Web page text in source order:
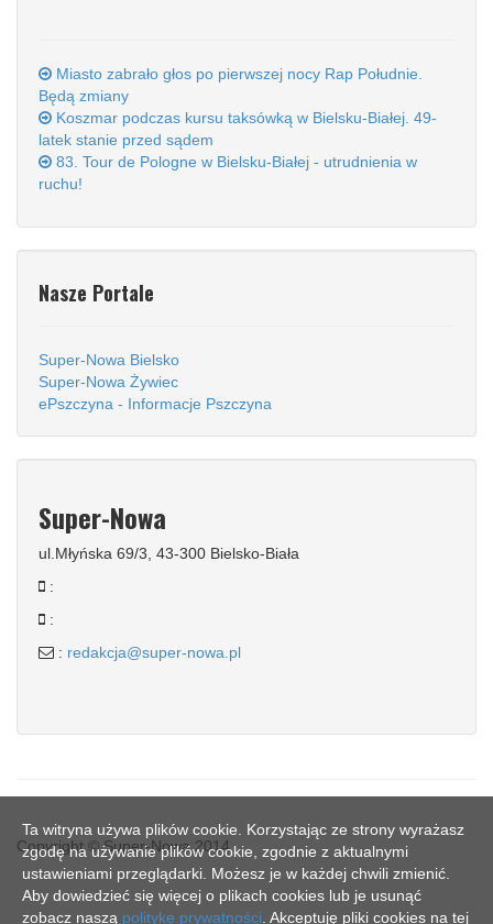
Miasto zabrało głos po pierwszej nocy Rap Południe.
Będą zmiany
Koszmar podczas kursu taksówką w Bielsku-Białej. 49-
latek stanie przed sądem
83. Tour de Pologne w Bielsku-Białej - utrudnienia w
ruchu!
Nasze Portale
Super-Nowa Bielsko
Super-Nowa Żywiec
ePszczyna - Informacje Pszczyna
Super-Nowa
ul.Młyńska 69/3, 43-300 Bielsko-Biała
:
:
: redakcja@super-nowa.pl
Copyright © Super-Nowa 2014
Ta witryna używa plików cookie. Korzystając ze strony wyrażasz
zgodę na używanie plików cookie, zgodnie z aktualnymi
ustawieniami przeglądarki. Możesz je w każdej chwili zmienić.
Aby dowiedzieć się więcej o plikach cookies lub je usunąć
zobacz naszą politykę prywatności . Akceptuję pliki cookies na tej